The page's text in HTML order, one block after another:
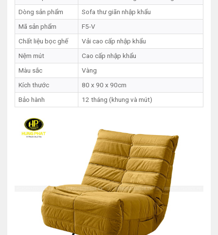
Dòng sản phẩm
Sofa thư giãn nhập khẩu
Mã sản phẩm
F5-V
Chất liệu bọc ghế
Vải cao cấp nhập khẩu
Nệm mút
Cao cấp nhập khẩu
Màu sắc
Vàng
Kích thước
80 x 90 x 90cm
Bảo hành
12 tháng (khung và mút)